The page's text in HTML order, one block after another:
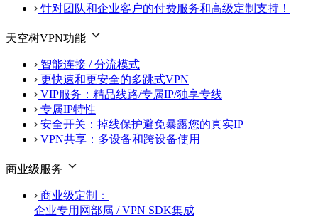
针对团队和企业客户的付费服务和高级定制支持！
天空树VPN功能
智能连接 / 分流模式
更快速和更安全的多跳式VPN
VIP服务：精品线路/专属IP/独享专线
专属IP特性
安全开关：掉线保护避免暴露您的真实IP
VPN共享：多设备和跨设备使用
商业级服务
商业级定制：
企业专用网部属 / VPN SDK集成